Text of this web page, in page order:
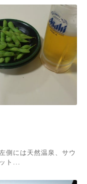
側には天然温泉、サウ
ト...